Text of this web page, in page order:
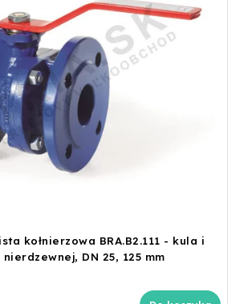
kołnierzowa BRA.B2.111 - kula i
DN 25, 125 mm